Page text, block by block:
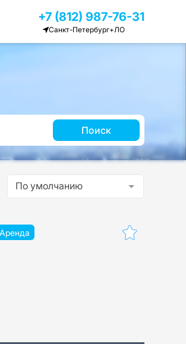
+7 (812) 987-76-31
Санкт-Петербург+ЛО
Поиск
По умолчанию
Аренда